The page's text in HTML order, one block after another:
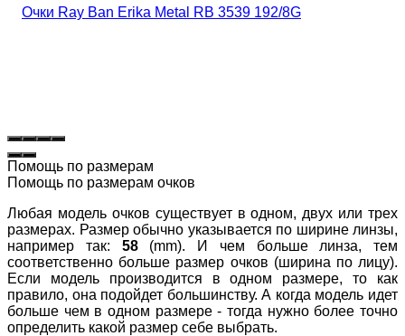
Помощь по размерам
Помощь по размерам очков
Любая модель очков существует в одном, двух или трех
размерах. Размер обычно указывается по ширине линзы,
например так: 58(mm). И чем больше линза, тем
соответственно больше размер очков (ширина по лицу).
Если модель производится в одном размере, то как
правило, она подойдет большинству. А когда модель идет
больше чем в одном размере - тогда нужно более точно
определить какой размер себе выбрать.